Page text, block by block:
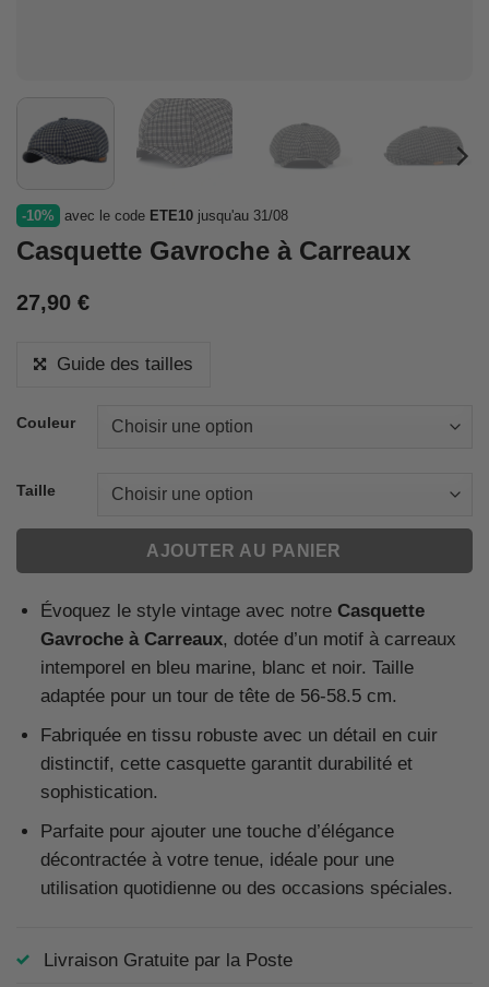
-10% avec le code ETE10 jusqu'au 31/08
Casquette Gavroche à Carreaux
27,90 €
Guide des tailles
Couleur
Taille
AJOUTER AU PANIER
Évoquez le style vintage avec notre Casquette
Gavroche à Carreaux, dotée d’un motif à carreaux
intemporel en bleu marine, blanc et noir. Taille
adaptée pour un tour de tête de 56-58.5 cm.
Fabriquée en tissu robuste avec un détail en cuir
distinctif, cette casquette garantit durabilité et
sophistication.
Parfaite pour ajouter une touche d’élégance
décontractée à votre tenue, idéale pour une
utilisation quotidienne ou des occasions spéciales.
Livraison Gratuite par la Poste